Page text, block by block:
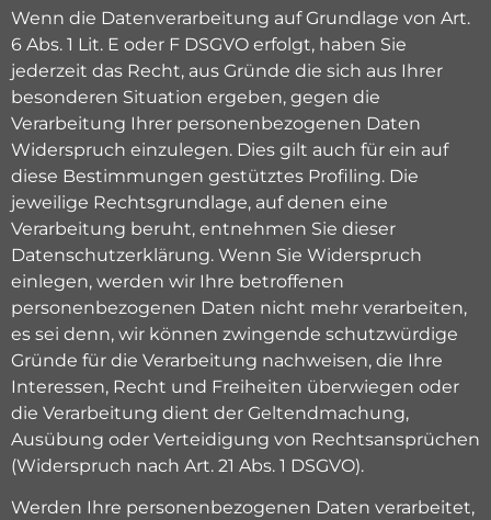
Wenn die Datenverarbeitung auf Grundlage von Art.
6 Abs. 1 Lit. E oder F DSGVO erfolgt, haben Sie
jederzeit das Recht, aus Gründe die sich aus Ihrer
besonderen Situation ergeben, gegen die
Verarbeitung Ihrer personenbezogenen Daten
Widerspruch einzulegen. Dies gilt auch für ein auf
diese Bestimmungen gestütztes Profiling. Die
jeweilige Rechtsgrundlage, auf denen eine
Verarbeitung beruht, entnehmen Sie dieser
Datenschutzerklärung. Wenn Sie Widerspruch
einlegen, werden wir Ihre betroffenen
personenbezogenen Daten nicht mehr verarbeiten,
es sei denn, wir können zwingende schutzwürdige
Gründe für die Verarbeitung nachweisen, die Ihre
Interessen, Recht und Freiheiten überwiegen oder
die Verarbeitung dient der Geltendmachung,
Ausübung oder Verteidigung von Rechtsansprüchen
(Widerspruch nach Art. 21 Abs. 1 DSGVO).
Werden Ihre personenbezogenen Daten verarbeitet,